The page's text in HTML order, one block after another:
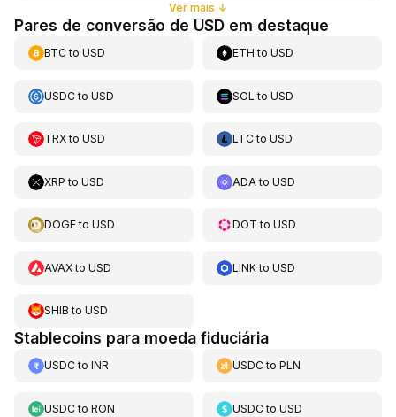
Ver mais ↓
Pares de conversão de USD em destaque
BTCto USD ETH toUSD
USDCto USD SOL toUSD
TRXto USD LTCtoUSD
XRP to USD ADA toUSD
DOGEto USD DOT toUSD
AVAXto USD LINKtoUSD
SHIB to USD
Stablecoins para moeda fiduciária
USDCto INR USDCtoPLN
USDCto RON USDCtoUSD